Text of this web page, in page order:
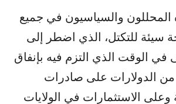
المحللون والسياسيون في جميع
سيئة للتكتل، الذي اضطر إلى
الوقت الذي التزم فيه بإنفاق
من الدولارات على صادرات
وعلى الاستثمارات في الولايات